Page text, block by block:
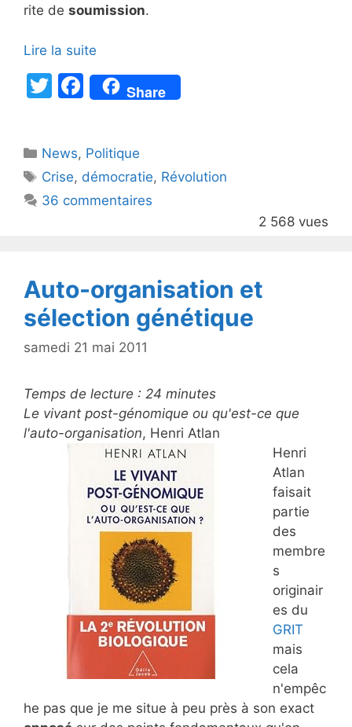
rite de soumission.
Lire la suite
T
er
F
a
e
b
o
Share
Catégories
News, Politique
Étiquettes
Crise, démocratie, Révolution
36 commentaires
2 568 vues
Auto-organisation et
sélection génétique
samedi 21 mai 2011
Temps de lecture : 24 minutes
Le vivant post-génomique ou qu'est-ce que
l'auto-organisation, Henri Atlan
Henri
Atlan
faisait
partie
des
membre
s
originair
es du
GRIT
mais
cela
n'empêc
he pas que je me situe à peu près à son exact